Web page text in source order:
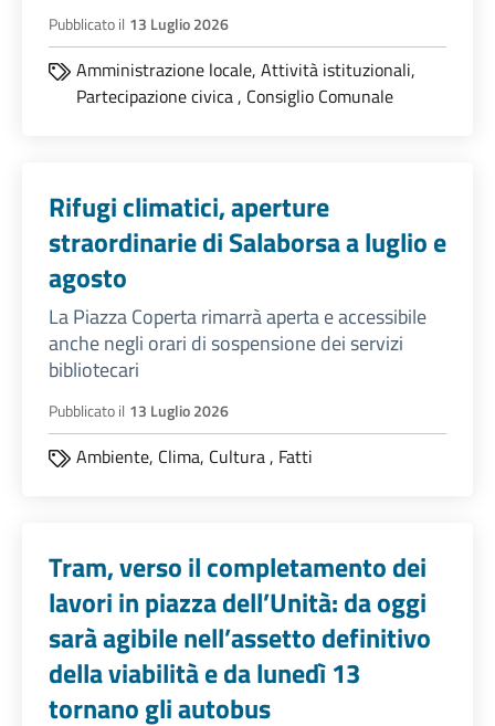
Pubblicato il 13 Luglio 2026
Amministrazione locale, Attività istituzionali,
Partecipazione civica, Consiglio Comunale
Rifugi climatici, aperture
straordinarie di Salaborsa a luglio e
agosto
La Piazza Coperta rimarrà aperta e accessibile
anche negli orari di sospensione dei servizi
bibliotecari
Pubblicato il 13 Luglio 2026
Ambiente, Clima, Cultura, Fatti
Tram, verso il completamento dei
lavori in piazza dell’Unità: da oggi
sarà agibile nell’assetto definitivo
della viabilità e da lunedì 13
tornano gli autobus